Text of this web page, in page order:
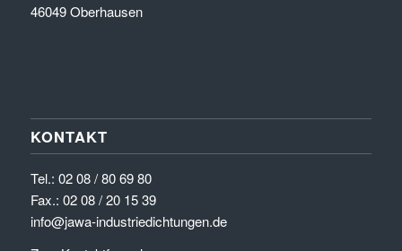
46049 Oberhausen
KONTAKT
Tel.: 02 08 / 80 69 80
Fax.: 02 08 / 20 15 39
info@jawa-industriedichtungen.de